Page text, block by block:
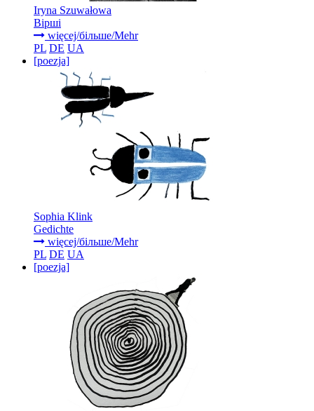
Iryna Szuwałowa
Вірші
więcej/більше/Mehr
PL DE UA
[poezja]
Sophia Klink
Gedichte
więcej/більше/Mehr
PL DE UA
[poezja]